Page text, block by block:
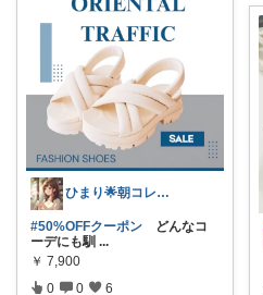
ひまり🌟朝コレ💡いつも感謝💓
#50%OFFクーポン どんなコ
ーデにも馴 ...
￥ 7,900
0 0 6